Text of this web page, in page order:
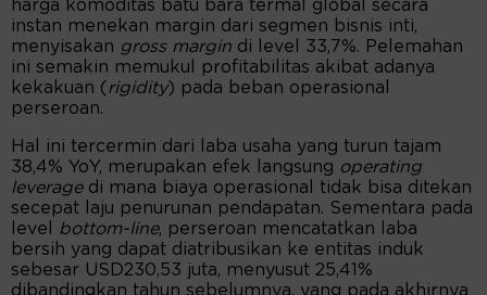
harga komoditas batu bara termal global secara
instan menekan margin dari segmen bisnis inti,
menyisakan gross margin di level 33,7%. Pelemahan
ini semakin memukul profitabilitas akibat adanya
kekakuan ( rigidity) pada beban operasional
perseroan.
Hal ini tercermin dari laba usaha yang turun tajam
38,4% YoY, merupakan efek langsung operating
leveragedi mana biaya operasional tidak bisa ditekan
secepat laju penurunan pendapatan. Sementara pada
level
bottom-line, perseroan mencatatkan laba
bersih yang dapat diatribusikan ke entitas induk
sebesar USD230,53 juta, menyusut 25,41%
dibandingkan tahun sebelumnya, yang pada akhirnya